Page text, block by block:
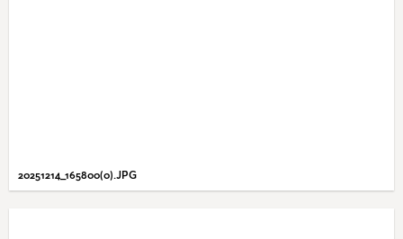
20251214_165800(0).JPG